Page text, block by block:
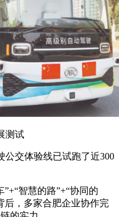
测试
公交体验线已试跑了近300
智慧的路”+“协同的
后，多家合肥企业协作完